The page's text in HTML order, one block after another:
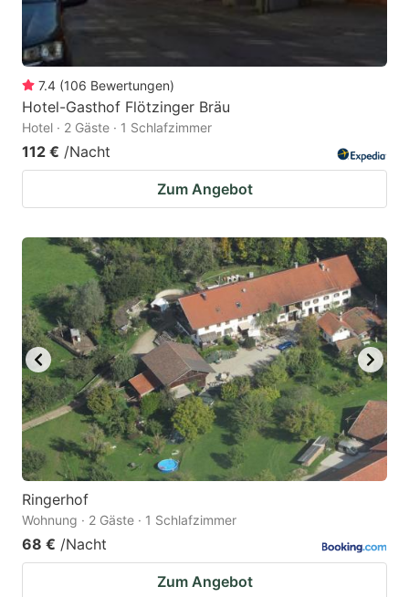
7.4 (106 Bewertungen)
Hotel-Gasthof Flötzinger Bräu
Hotel · 2 Gäste · 1 Schlafzimmer
112 € /Nacht
Zum Angebot
Ringerhof
Wohnung · 2 Gäste · 1 Schlafzimmer
68 € /Nacht
Zum Angebot